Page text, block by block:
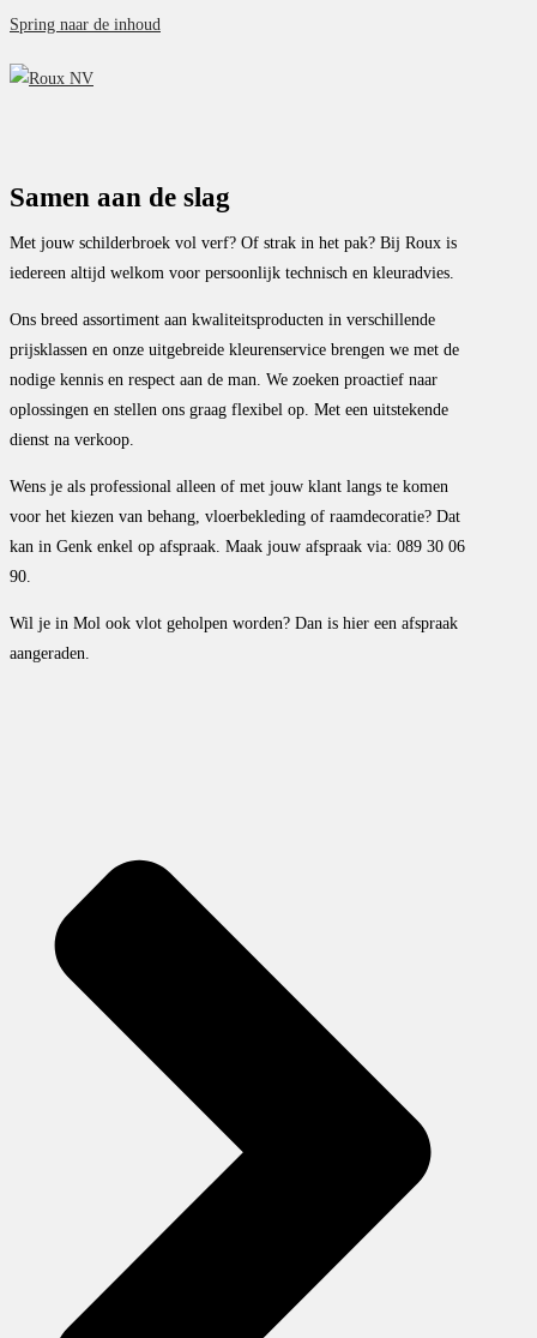
Spring naar de inhoud
Samen aan de slag
Met jouw schilderbroek vol verf? Of strak in het pak? Bij Roux is
iedereen altijd welkom voor persoonlijk technisch en kleuradvies.
Ons breed assortiment aan kwaliteitsproducten in verschillende
prijsklassen en onze uitgebreide kleurenservice brengen we met de
nodige kennis en respect aan de man. We zoeken proactief naar
oplossingen en stellen ons graag flexibel op. Met een uitstekende
dienst na verkoop.
Wens je als professional alleen of met jouw klant langs te komen
voor het kiezen van behang, vloerbekleding of raamdecoratie? Dat
kan in Genk enkel op afspraak. Maak jouw afspraak via: 089 30 06
90.
Wil je in Mol ook vlot geholpen worden? Dan is hier een afspraak
aangeraden.